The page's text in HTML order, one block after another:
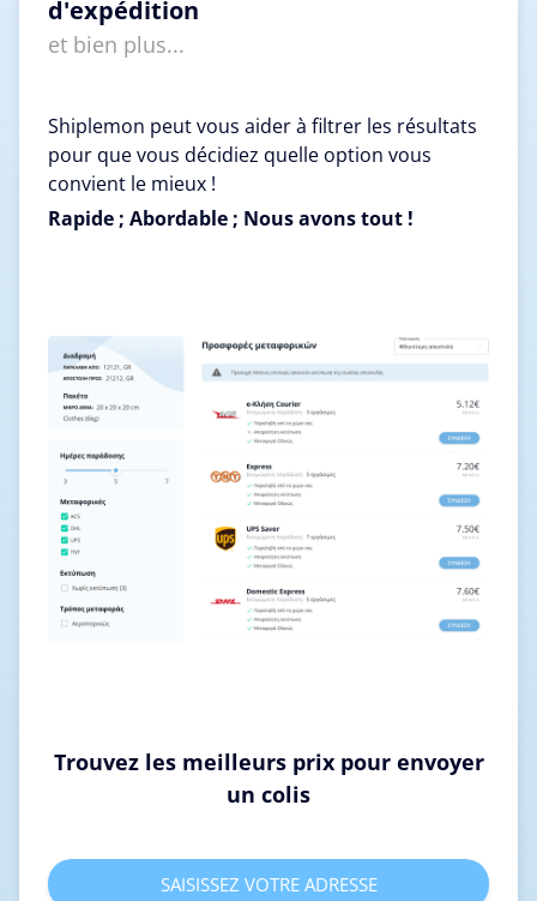
d'expédition
et bien plus...
Shiplemon peut vous aider à filtrer les résultats
pour que vous décidiez quelle option vous
convient le mieux !
Rapide ; Abordable ; Nous avons tout !
Trouvez les meilleurs prix pour envoyer
un colis
SAISISSEZ VOTRE ADRESSE